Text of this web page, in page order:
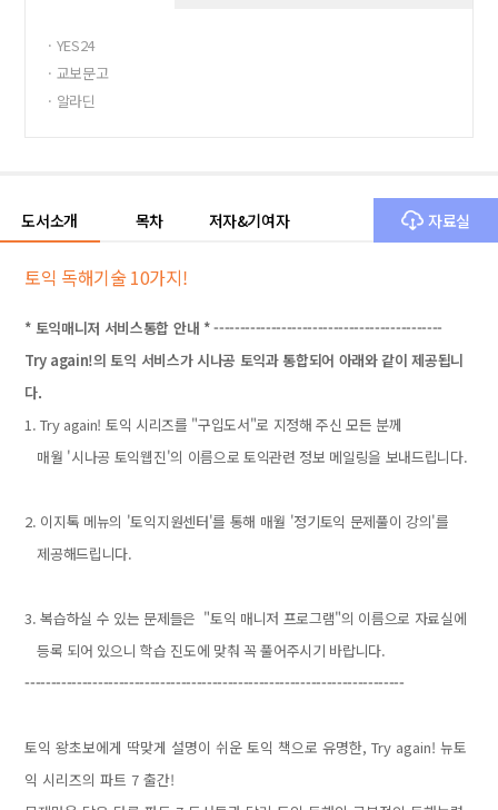
· YES24
· 교보문고
· 알라딘
도서소개 목차 저자&기여자 자료실
토익 독해기술 10가지!
* 토익매니저 서비스통합 안내 * --------------------------------------------
Try again!의 토익 서비스가 시나공 토익과 통합되어 아래와 같이 제공됩니
다.
1. Try again! 토익 시리즈를 "구입도서"로 지정해 주신 모든 분께
매월 '시나공 토익웹진'의 이름으로 토익관련 정보 메일링을 보내드립니다.
2. 이지톡 메뉴의 '토익지원센터'를 통해 매월 '정기토익 문제풀이 강의'를
제공해드립니다.
3. 복습하실 수 있는 문제들은 "토익 매니저 프로그램"의 이름으로 자료실에
등록 되어 있으니 학습 진도에 맞춰 꼭 풀어주시기 바랍니다.
-------------------------------------------------------------------------
토익 왕초보에게 딱맞게 설명이 쉬운 토익 책으로 유명한, Try again! 뉴토
익 시리즈의 파트 7 출간!